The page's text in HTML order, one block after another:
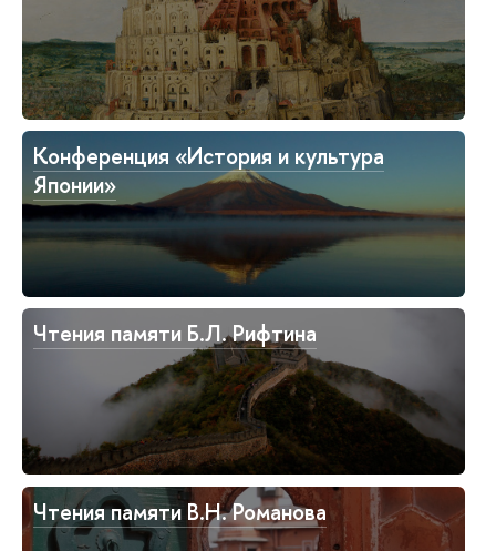
Конференция «История и культура
Японии»
Чтения памяти Б.Л. Рифтина
Чтения памяти В.Н. Романова